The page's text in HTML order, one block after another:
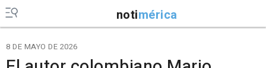
notimérica
8 DE MAYO DE 2026